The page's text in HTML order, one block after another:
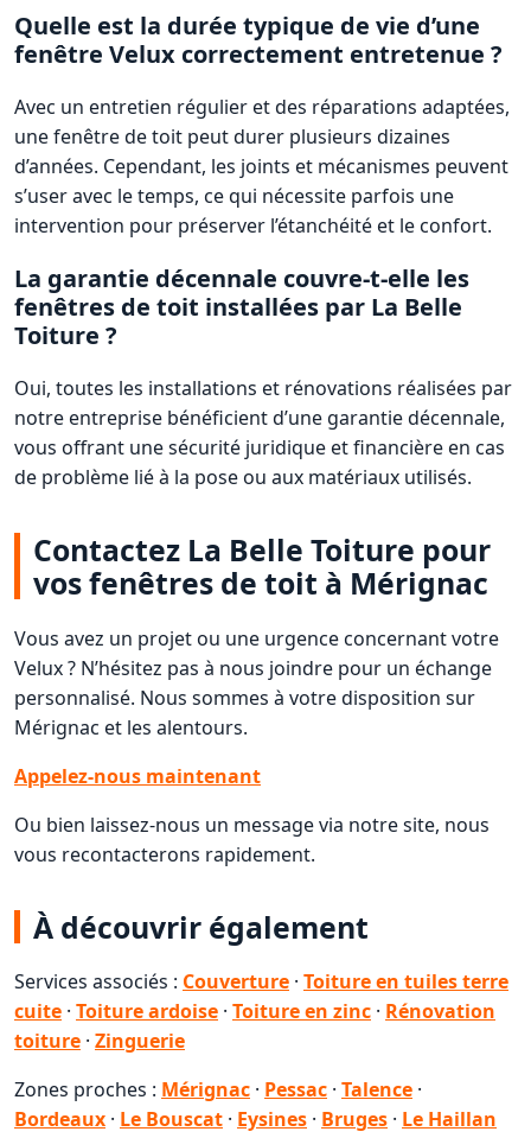
Quelle est la durée typique de vie d’une
fenêtre Velux correctement entretenue ?
Avec un entretien régulier et des réparations adaptées,
une fenêtre de toit peut durer plusieurs dizaines
d’années. Cependant, les joints et mécanismes peuvent
s’user avec le temps, ce qui nécessite parfois une
intervention pour préserver l’étanchéité et le confort.
La garantie décennale couvre-t-elle les
fenêtres de toit installées par La Belle
Toiture ?
Oui, toutes les installations et rénovations réalisées par
notre entreprise bénéficient d’une garantie décennale,
vous offrant une sécurité juridique et financière en cas
de problème lié à la pose ou aux matériaux utilisés.
Contactez La Belle Toiture pour
vos fenêtres de toit à Mérignac
Vous avez un projet ou une urgence concernant votre
Velux ? N’hésitez pas à nous joindre pour un échange
personnalisé. Nous sommes à votre disposition sur
Mérignac et les alentours.
Appelez-nous maintenant
Ou bien laissez-nous un message via notre site, nous
vous recontacterons rapidement.
À découvrir également
Services associés : Couverture · Toiture en tuiles terre
cuite · Toiture ardoise · Toiture en zinc · Rénovation
toiture · Zinguerie
Zones proches : Mérignac · Pessac · Talence ·
Bordeaux · Le Bouscat · Eysines · Bruges · Le Haillan